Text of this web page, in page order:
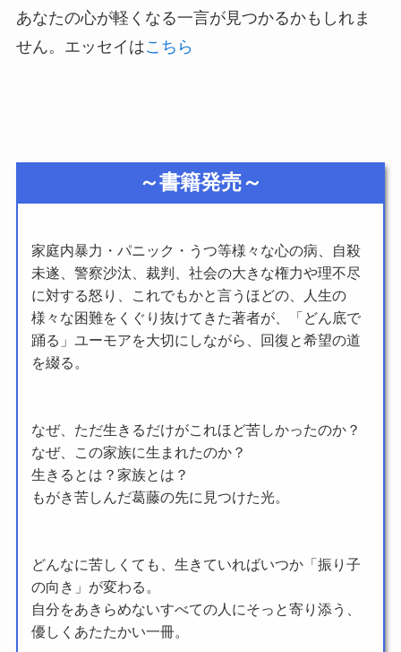
あなたの心が軽くなる一言が見つかるかもしれま
せん。エッセイはこちら
～書籍発売～
家庭内暴力・パニック・うつ等様々な心の病、自殺
未遂、警察沙汰、裁判、社会の大きな権力や理不尽
に対する怒り、これでもかと言うほどの、人生の
様々な困難をくぐり抜けてきた著者が、「どん底で
踊る」ユーモアを大切にしながら、回復と希望の道
を綴る。
なぜ、ただ生きるだけがこれほど苦しかったのか？
なぜ、この家族に生まれたのか？
生きるとは？家族とは？
もがき苦しんだ葛藤の先に見つけた光。
どんなに苦しくても、生きていればいつか「振り子
の向き」が変わる。
自分をあきらめないすべての人にそっと寄り添う、
優しくあたたかい一冊。